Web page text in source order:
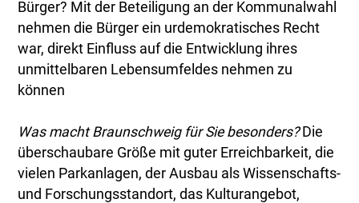
Bürger? Mit der Beteiligung an der Kommunalwahl
nehmen die Bürger ein urdemokratisches Recht
war, direkt Einfluss auf die Entwicklung ihres
unmittelbaren Lebensumfeldes nehmen zu
können
Was macht Braunschweig für Sie besonders?Die
überschaubare Größe mit guter Erreichbarkeit, die
vielen Parkanlagen, der Ausbau als Wissenschafts-
und Forschungsstandort, das Kulturangebot,